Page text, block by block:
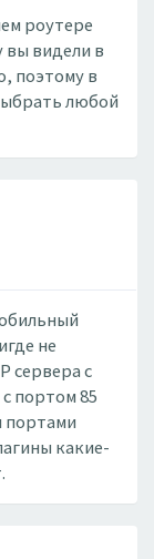
роутере
вы видели в
поэтому в
любой
не
сервера с
портом 85
портами
какие-